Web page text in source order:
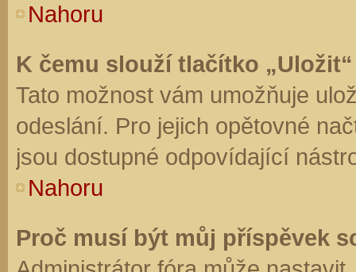
Nahoru
K čemu slouží tlačítko
Tato možnost vám umožňuje
odeslání. Pro jejich opětovné
jsou dostupné odpovídající
Nahoru
Proč musí být můj příspěvek